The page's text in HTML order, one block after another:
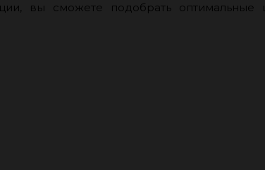
вы сможете подобрать